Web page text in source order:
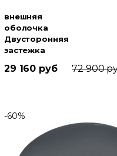
внешняя
оболочка
Двусторонняя
застежка
29 160 руб 72 900
-60%